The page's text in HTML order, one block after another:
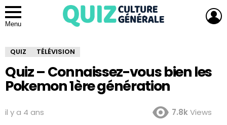
Menu
QUIZ TÉLÉVISION
Quiz – Connaissez-vous bien les
Pokemon 1ère génération
il y a 4 ans 7.8kViews